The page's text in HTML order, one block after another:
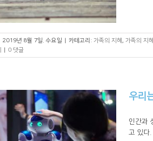
2019년 8월 7일. 수요일 | 카테고리: 가족의 지혜 , 가족의 지
| 0 댓글
우리
인간과
고 있다.